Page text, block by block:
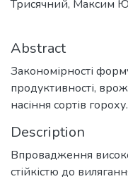
Трисячний, Максим
Abstract
Закономірності
продуктивності,
насіння сортів гороху.
Description
Впровадження
стійкістю до